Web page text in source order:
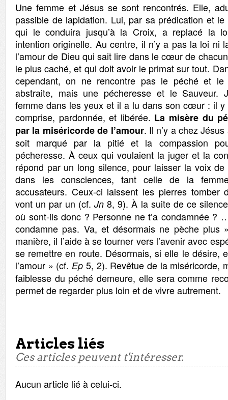
Une femme et Jésus se sont rencontrés. Elle,
passible de lapidation. Lui, par sa prédication et
qui le conduira jusqu’à la Croix, a replacé la
intention originelle. Au centre, il n’y a pas la loi ni
l’amour de Dieu qui sait lire dans le cœur de
le plus caché, et qui doit avoir le primat sur tout.
cependant, on ne rencontre pas le péché et le
abstraite, mais une pécheresse et le Sauveur.
femme dans les yeux et il a lu dans son cœur : il y
comprise, pardonnée, et libérée. La misère du
par la miséricorde de l’amour. Il n’y a chez
soit marqué par la pitié et la compassion
pécheresse. À ceux qui voulaient la juger et la
répond par un long silence, pour laisser la voix
dans les consciences, tant celle de la
accusateurs. Ceux-ci laissent les pierres tomber
vont un par un (cf.Jn 8, 9). À la suite de ce
où sont-ils donc ? Personne ne t’a condamnée ?
condamne pas. Va, et désormais ne pèche plus
manière, il l’aide à se tourner vers l’avenir avec
se remettre en route. Désormais, si elle le désire,
l’amour » (cf. Ep 5, 2). Revêtue de la miséricorde,
faiblesse du péché demeure, elle sera comme
permet de regarder plus loin et de vivre autrement.
Articles liés
Ces articles peuvent t'intéresser.
Aucun article lié à celui-ci.